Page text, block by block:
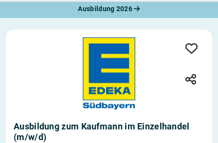
Ausbildung 2026
Ausbildung zum Kaufmann im Einzelhandel
(m/w/d)